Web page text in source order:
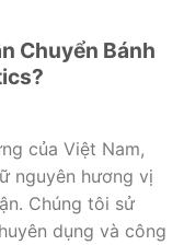
Chuyển Bánh
của Việt Nam,
nguyên hương vị
Chúng tôi sử
dụng và công